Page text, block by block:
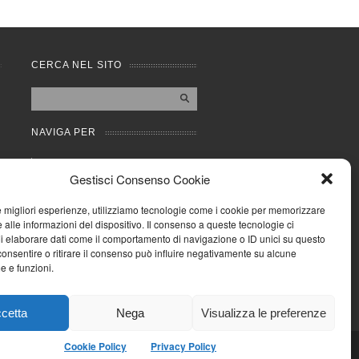
Gestisci Consenso Cookie
migliori esperienze, utilizziamo tecnologie come i cookie per memorizzare
alle informazioni del dispositivo. Il consenso a queste tecnologie ci
elaborare dati come il comportamento di navigazione o ID unici su questo
o ritirare il consenso può influire negativamente su alcune
e funzioni.
Nega Visualizza le preferenze
Cookie Policy Privacy Policy
CERCA NEL SITO
NAVIGA PER
Mappa completa
Mappa categorie
Privacy Policy
Forum
Iscriviti alla Community
AziendaCondominio